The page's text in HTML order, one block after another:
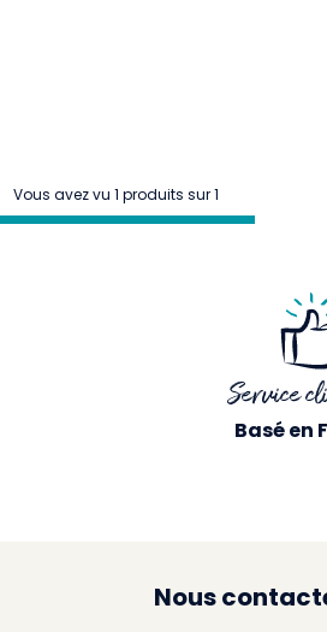
Vous avez vu 1 produits sur 1
Service
Basé en
Nous